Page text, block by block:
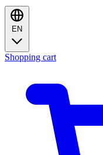
EN
Shopping cart